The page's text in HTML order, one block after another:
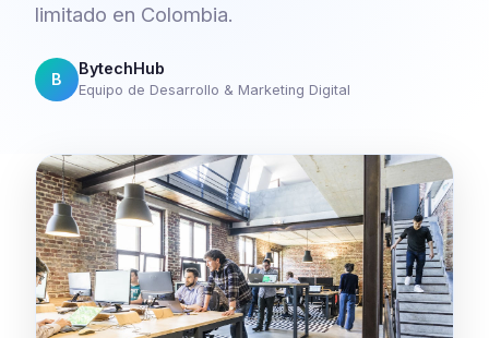
limitado en Colombia.
B
BytechHub
Equipo de Desarrollo & Marketing Digital